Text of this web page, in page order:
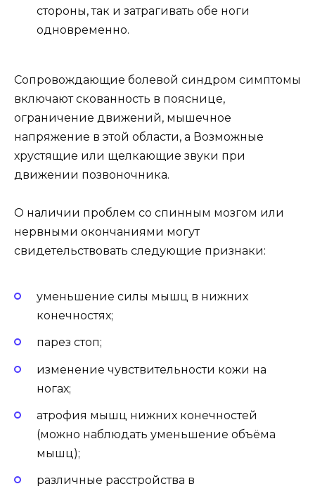
стороны, так и затрагивать обе ноги
одновременно.
Сопровождающие болевой синдром симптомы
включают скованность в пояснице,
ограничение движений, мышечное
напряжение в этой области, а Возможные
хрустящие или щелкающие звуки при
движении позвоночника.
О наличии проблем со спинным мозгом или
нервными окончаниями могут
свидетельствовать следующие признаки:
уменьшение силы мышц в нижних
конечностях;
парез стоп;
изменение чувствительности кожи на
ногах;
атрофия мышц нижних конечностей
(можно наблюдать уменьшение объёма
мышц);
различные расстройства в